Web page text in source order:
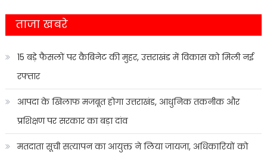
ताजा खबरे
15 बड़े फैसलों पर कैबिनेट की मुहर, उत्तराखंड में विकास को मिली नई
रफ्तार
आपदा के खिलाफ मजबूत होगा उत्तराखंड, आधुनिक तकनीक और
प्रशिक्षण पर सरकार का बड़ा दांव
मतदाता सूची सत्यापन का आयुक्त ने लिया जायजा, अधिकारियों को